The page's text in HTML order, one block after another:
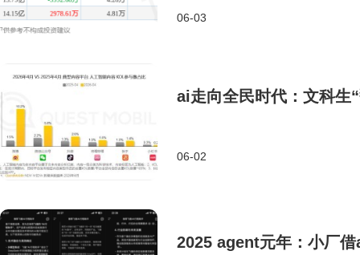
06-03
ai走向全民时代：文科生
06-02
2025 agent元年：小厂